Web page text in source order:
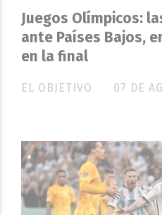
Juegos Olímpicos:
ante Países Bajos,
en la final
EL OBJETIVO 07 DE